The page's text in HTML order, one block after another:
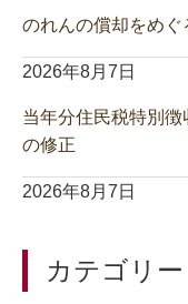
のれんの償却をめぐ
2026年8月7日
当年分住民税特別
の修正
2026年8月7日
カテゴリー